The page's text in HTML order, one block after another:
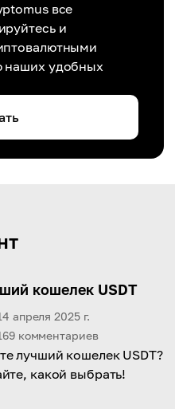
все
и
наших удобных
кошелек USDT
апреля 2025 г.
комментариев
лучший кошелек USDT?
какой выбрать!